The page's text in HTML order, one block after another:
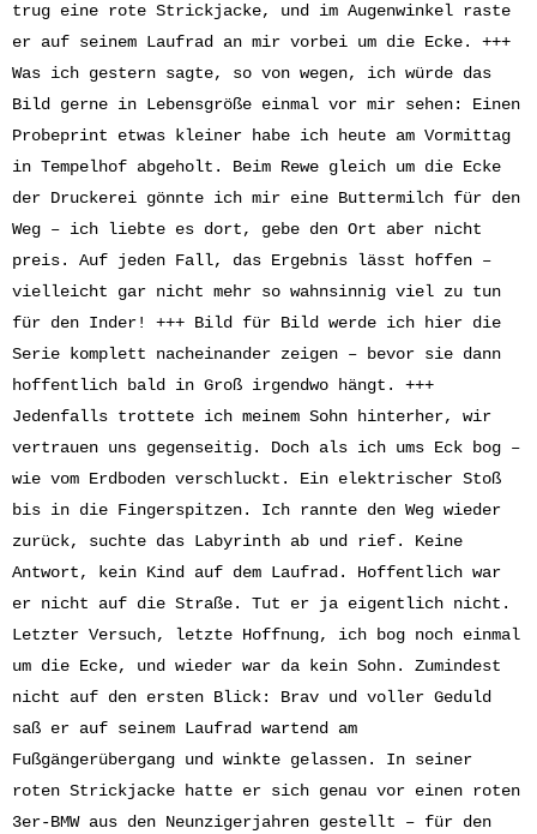
trug eine rote Strickjacke, und im Augenwinkel raste
er auf seinem Laufrad an mir vorbei um die Ecke. +++
Was ich gestern sagte, so von wegen, ich würde das
Bild gerne in Lebensgröße einmal vor mir sehen: Einen
Probeprint etwas kleiner habe ich heute am Vormittag
in Tempelhof abgeholt. Beim Rewe gleich um die Ecke
der Druckerei gönnte ich mir eine Buttermilch für den
Weg – ich liebte es dort, gebe den Ort aber nicht
preis. Auf jeden Fall, das Ergebnis lässt hoffen –
vielleicht gar nicht mehr so wahnsinnig viel zu tun
für den Inder! +++ Bild für Bild werde ich hier die
Serie komplett nacheinander zeigen – bevor sie dann
hoffentlich bald in Groß irgendwo hängt. +++
Jedenfalls trottete ich meinem Sohn hinterher, wir
vertrauen uns gegenseitig. Doch als ich ums Eck bog –
wie vom Erdboden verschluckt. Ein elektrischer Stoß
bis in die Fingerspitzen. Ich rannte den Weg wieder
zurück, suchte das Labyrinth ab und rief. Keine
Antwort, kein Kind auf dem Laufrad. Hoffentlich war
er nicht auf die Straße. Tut er ja eigentlich nicht.
Letzter Versuch, letzte Hoffnung, ich bog noch einmal
um die Ecke, und wieder war da kein Sohn. Zumindest
nicht auf den ersten Blick: Brav und voller Geduld
saß er auf seinem Laufrad wartend am
Fußgängerübergang und winkte gelassen. In seiner
roten Strickjacke hatte er sich genau vor einen roten
3er-BMW aus den Neunzigerjahren gestellt – für den